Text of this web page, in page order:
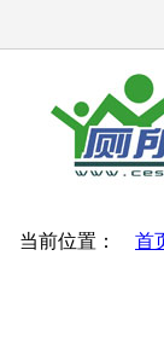
当前位置： 首